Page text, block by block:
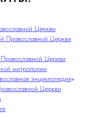
Церкви
Православной Церкви
Церкви
митрополии
энциклопедия»
Церкви